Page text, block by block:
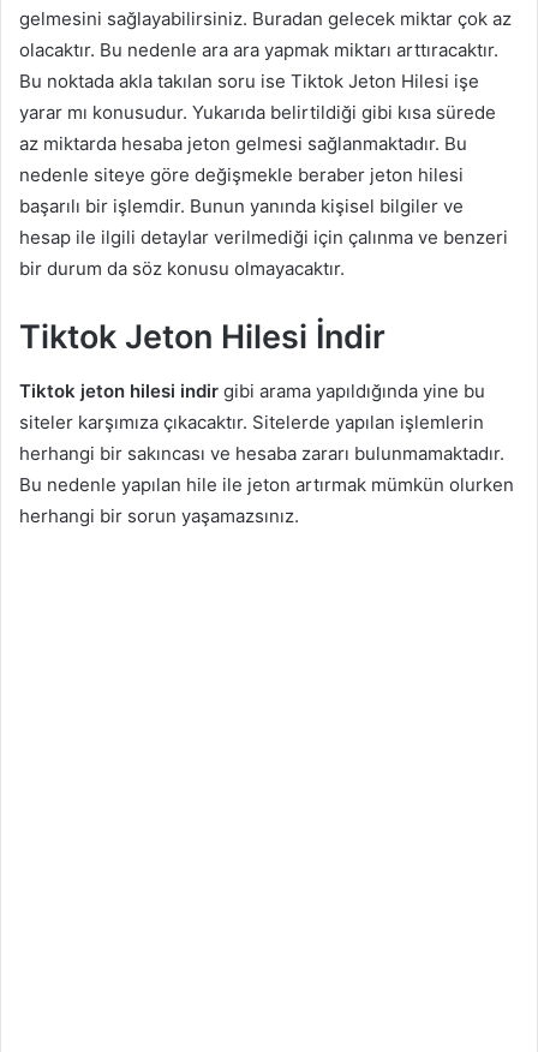
gelmesini sağlayabilirsiniz. Buradan gelecek miktar çok az
olacaktır. Bu nedenle ara ara yapmak miktarı arttıracaktır.
Bu noktada akla takılan soru ise Tiktok Jeton Hilesi işe
yarar mı konusudur. Yukarıda belirtildiği gibi kısa sürede
az miktarda hesaba jeton gelmesi sağlanmaktadır. Bu
nedenle siteye göre değişmekle beraber jeton hilesi
başarılı bir işlemdir. Bunun yanında kişisel bilgiler ve
hesap ile ilgili detaylar verilmediği için çalınma ve benzeri
bir durum da söz konusu olmayacaktır.
Tiktok Jeton Hilesi İndir
Tiktok jeton hilesi indir gibi arama yapıldığında yine bu
siteler karşımıza çıkacaktır. Sitelerde yapılan işlemlerin
herhangi bir sakıncası ve hesaba zararı bulunmamaktadır.
Bu nedenle yapılan hile ile jeton artırmak mümkün olurken
herhangi bir sorun yaşamazsınız.